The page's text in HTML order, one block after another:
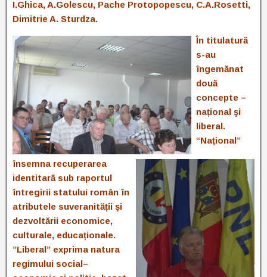
I.Ghica, A.Golescu, Pache Protopopescu, C.A.Rosetti,
Dimitrie A. Sturdza.
În titulatură
s-au
îngemănat
două
concepte –
național şi
liberal.
“Naţional”
însemna recuperarea
identitară sub raportul
întregirii statului român în
atributele suveranității şi
dezvoltării economice,
culturale, educaționale.
”Liberal” exprima natura
regimului social–